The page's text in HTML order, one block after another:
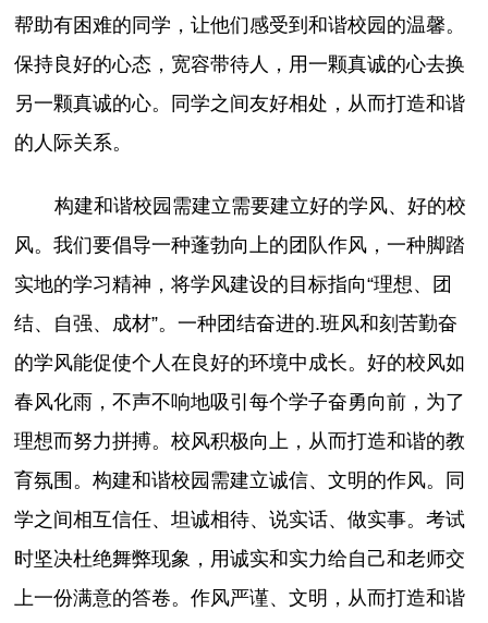
帮助有困难的同学，让他们感受到和谐校园的温馨。
保持良好的心态，宽容带待人，用一颗真诚的心去换
另一颗真诚的心。同学之间友好相处，从而打造和谐
的人际关系。
构建和谐校园需建立需要建立好的学风、好的校
风。我们要倡导一种蓬勃向上的团队作风，一种脚踏
实地的学习精神，将学风建设的目标指向“理想、团
结、自强、成材”。一种团结奋进的.班风和刻苦勤奋
的学风能促使个人在良好的环境中成长。好的校风如
春风化雨，不声不响地吸引每个学子奋勇向前，为了
理想而努力拼搏。校风积极向上，从而打造和谐的教
育氛围。构建和谐校园需建立诚信、文明的作风。同
学之间相互信任、坦诚相待、说实话、做实事。考试
时坚决杜绝舞弊现象，用诚实和实力给自己和老师交
上一份满意的答卷。作风严谨、文明，从而打造和谐